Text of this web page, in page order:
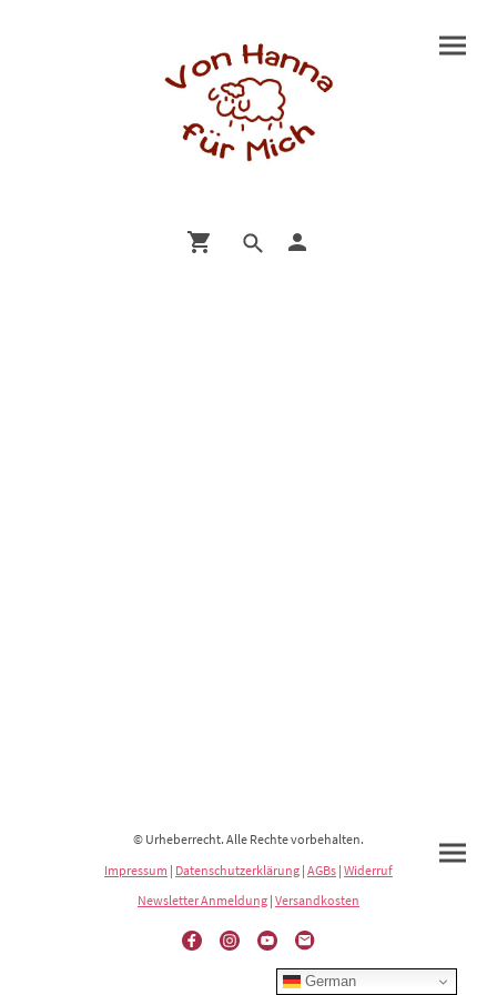
© Urheberrecht. Alle Rechte vorbehalten.
Impressum | Datenschutzerklärung | AGBs | Widerruf
Newsletter Anmeldung | Versandkosten
German